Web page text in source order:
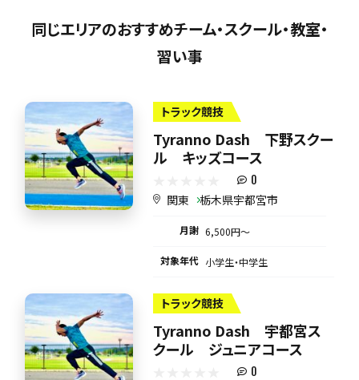
同じエリアのおすすめチーム・スクール・教室・
習い事
トラック競技
Tyranno Dash 下野スクー
ル キッズコース
0
関東 栃木県宇都宮市
月謝 6,500円〜
対象年代 小学生・中学生
トラック競技
Tyranno Dash 宇都宮ス
クール ジュニアコース
0